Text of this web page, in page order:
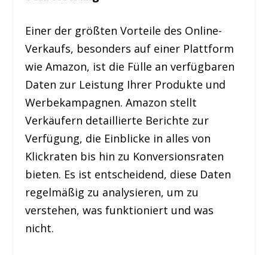
Einer der größten Vorteile des Online-
Verkaufs, besonders auf einer Plattform
wie Amazon, ist die Fülle an verfügbaren
Daten zur Leistung Ihrer Produkte und
Werbekampagnen. Amazon stellt
Verkäufern detaillierte Berichte zur
Verfügung, die Einblicke in alles von
Klickraten bis hin zu Konversionsraten
bieten. Es ist entscheidend, diese Daten
regelmäßig zu analysieren, um zu
verstehen, was funktioniert und was
nicht.